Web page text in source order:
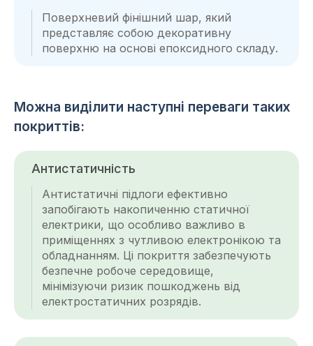
Поверхневий фінішний шар, який
представляє собою декоративну
поверхню на основі епоксидного складу.
Можна виділити наступні переваги таких
покриттів:
Антистатичність
Антистатичні підлоги ефективно
запобігають накопиченню статичної
електрики, що особливо важливо в
приміщеннях з чутливою електронікою та
обладнанням. Ці покриття забезпечують
безпечне робоче середовище,
мінімізуючи ризик пошкоджень від
електростатичних розрядів.